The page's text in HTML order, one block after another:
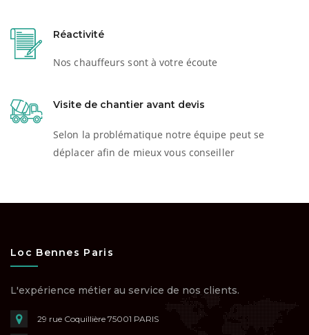
Réactivité
Nos chauffeurs sont à votre écoute
Visite de chantier avant devis
Selon la problématique notre équipe peut se
déplacer afin de mieux vous conseiller
Loc Bennes Paris
L'expérience métier au service de nos clients.
29 rue Coquillière 75001 PARIS